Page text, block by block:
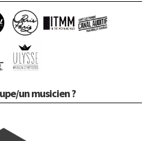
un musicien ?